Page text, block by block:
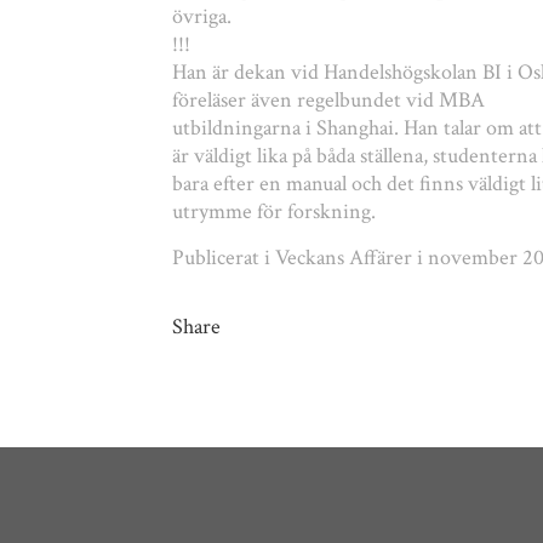
övriga.
!!!
Han är dekan vid Handelshögskolan BI i
föreläser även regelbundet vid MBA
utbildningarna i Shanghai. Han talar om
är väldigt lika på båda ställena,
bara efter en manual och det finns väldigt
utrymme för forskning.
Publicerat i Veckans Affärer i november
Share